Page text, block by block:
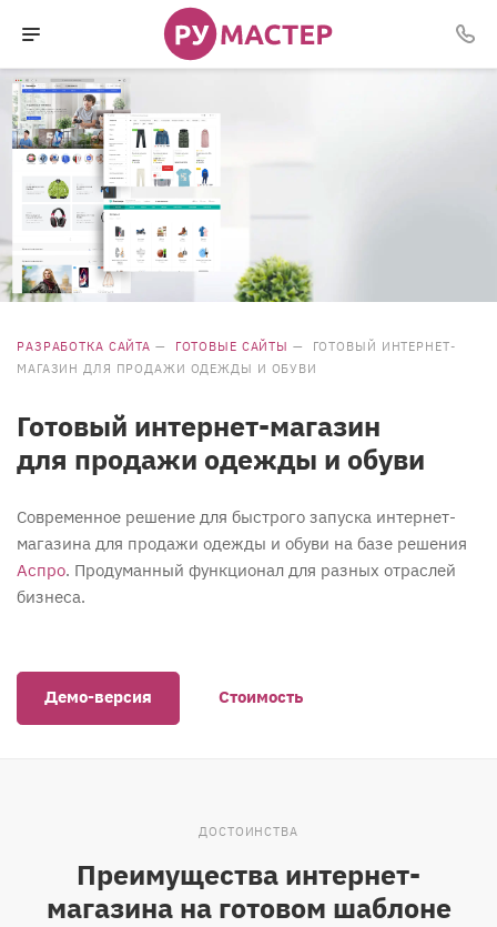
РАЗРАБОТКА САЙТА — ГОТОВЫЕ САЙТЫ — ГОТОВЫЙ ИНТЕРНЕТ-
МАГАЗИН ДЛЯ ПРОДАЖИ ОДЕЖДЫ И ОБУВИ
Готовый интернет-магазин
для продажи одежды и обуви
Современное решение для быстрого запуска интернет-
магазина для продажи одежды и обуви на базе решения
Аспро. Продуманный функционал для разных отраслей
бизнеса.
Демо-версия Стоимость
ДОСТОИНСТВА
Преимущества интернет-
магазина на готовом шаблоне